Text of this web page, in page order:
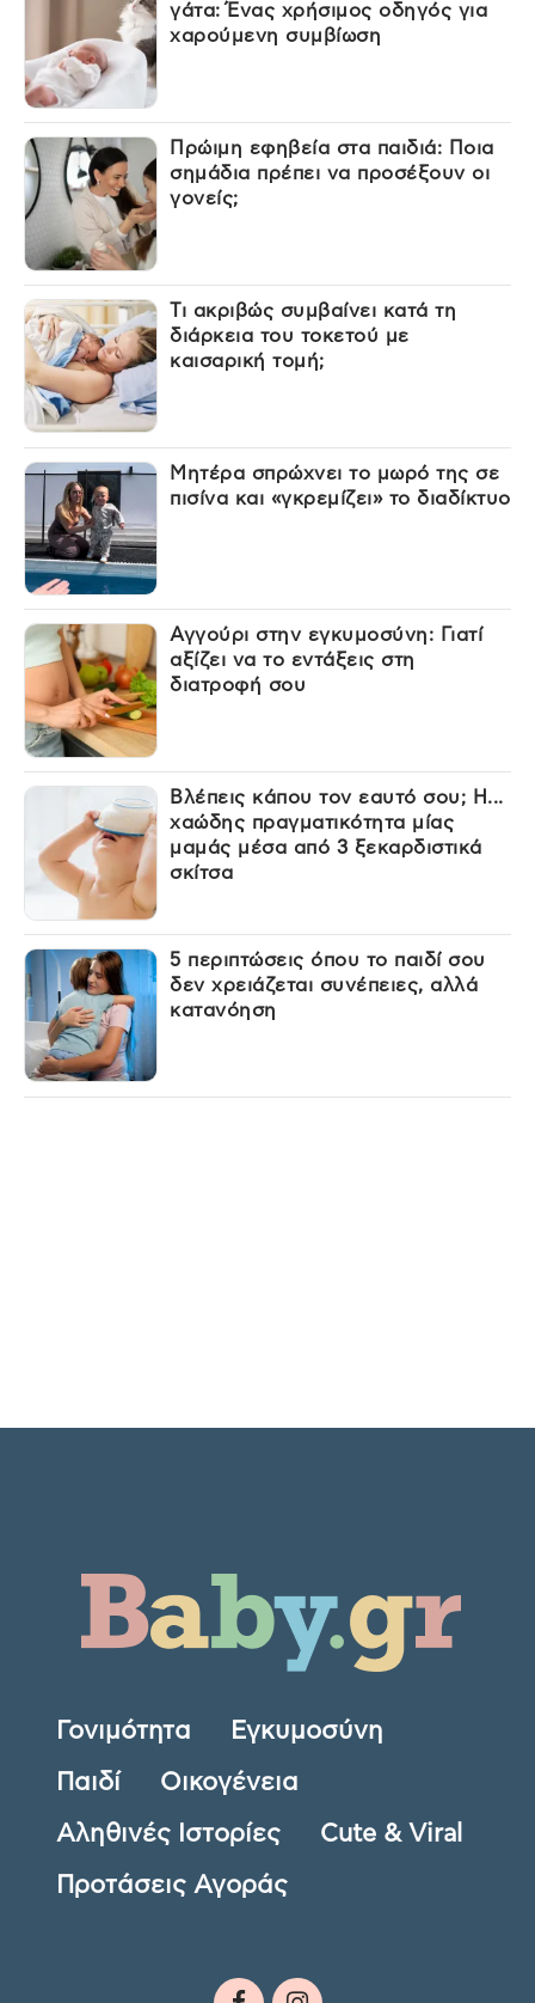
γάτα: Ένας χρήσιμος οδηγός για
χαρούμενη συμβίωση
Πρώιμη εφηβεία στα παιδιά: Ποια
σημάδια πρέπει να προσέξουν οι
γονείς;
Τι ακριβώς συμβαίνει κατά τη
διάρκεια του τοκετού με
καισαρική τομή;
Μητέρα σπρώχνει το μωρό της σε
πισίνα και «γκρεμίζει» το διαδίκτυο
Αγγούρι στην εγκυμοσύνη: Γιατί
αξίζει να το εντάξεις στη
διατροφή σου
Βλέπεις κάπου τον εαυτό σου; Η...
χαώδης πραγματικότητα μίας
μαμάς μέσα από 3 ξεκαρδιστικά
σκίτσα
5 περιπτώσεις όπου το παιδί σου
δεν χρειάζεται συνέπειες, αλλά
κατανόηση
Γονιμότητα Εγκυμοσύνη
Παιδί Οικογένεια
Αληθινές Ιστορίες Cute & Viral
Προτάσεις Αγοράς